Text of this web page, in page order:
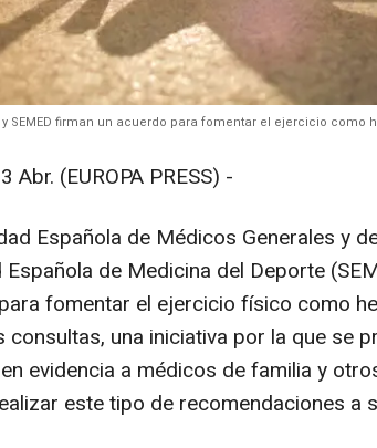
y SEMED firman un acuerdo para fomentar el ejercicio
Abr. (EUROPA PRESS) -
Española de Médicos Generales y
Española de Medicina del Deporte
fomentar el ejercicio físico como
consultas, una iniciativa por la que se
evidencia a médicos de familia y
este tipo de recomendaciones a